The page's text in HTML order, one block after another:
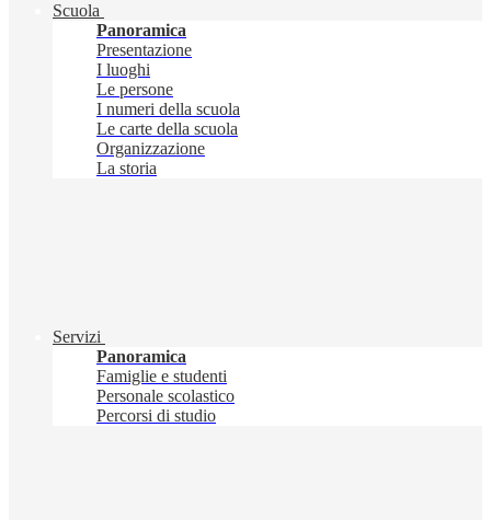
Scuola
Panoramica
Presentazione
I luoghi
Le persone
I numeri della scuola
Le carte della scuola
Organizzazione
La storia
Servizi
Panoramica
Famiglie e studenti
Personale scolastico
Percorsi di studio